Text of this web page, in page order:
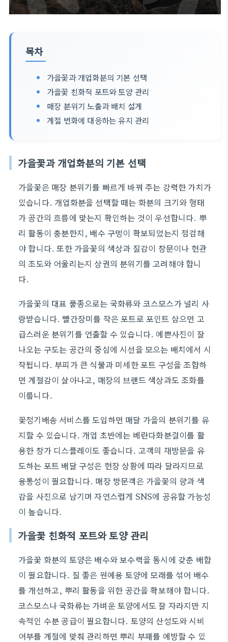
목차
가을꽃과 개업화분의 기본 선택
가을꽃 친화적 포트와 토양 관리
매장 분위기 노출과 배치 설계
계절 변화에 대응하는 유지 관리
가을꽃과 개업화분의 기본 선택
가을꽃은 매장 분위기를 빠르게 바꿔 주는 강력한 가치가
있습니다. 개업화분을 선택할 때는 화분의 크기와 형태
가 공간의 흐름에 맞는지 확인하는 것이 우선합니다. 뿌
리 활동이 충분한지, 배수 구멍이 확보되었는지 점검해
야 합니다. 또한 가을꽃의 색상과 질감이 창문이나 현관
의 조도와 어울리는지 상권의 분위기를 고려해야 합니
다.
가을꽃의 대표 품종으로는 국화류와 코스모스가 널리 사
랑받습니다. 빨간장미를 작은 포트로 포인트 삼으면 고
급스러운 분위기를 연출할 수 있습니다. 예쁜사진이 잘
나오는 구도는 공간의 중심에 시선을 모으는 배치에서 시
작됩니다. 부피가 큰 식물과 미세한 포트 구성을 조합하
면 계절감이 살아나고, 매장의 브랜드 색상과도 조화를
이룹니다.
꽃정기배송 서비스를 도입하면 매달 가을의 분위기를 유
지할 수 있습니다. 개업 초반에는 베란다화분걸이를 활
용한 창가 디스플레이도 좋습니다. 고객의 재방문을 유
도하는 포트 배달 구성은 현장 상황에 따라 달라지므로
융통성이 필요합니다. 매장 방문객은 가을꽃의 향과 색
감을 사진으로 남기며 자연스럽게 SNS에 공유할 가능성
이 높습니다.
가을꽃 친화적 포트와 토양 관리
가을꽃 화분의 토양은 배수와 보수력을 동시에 갖춘 배합
이 필요합니다. 질 좋은 원예용 토양에 모래를 섞어 배수
를 개선하고, 뿌리 활동을 위한 공간을 확보해야 합니다.
코스모스나 국화류는 가벼운 토양에서도 잘 자라지만 지
속적인 수분 공급이 필요합니다. 토양의 산성도와 시비
여부를 계절에 맞춰 관리하면 뿌리 부패를 예방할 수 있